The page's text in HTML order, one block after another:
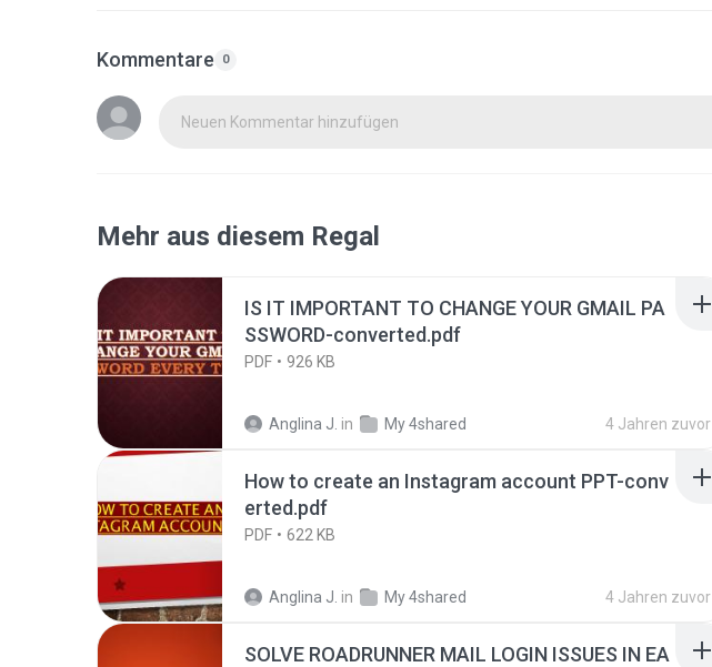
Kommentare 0
Neuen Kommentar hinzufügen
Mehr aus diesem Regal
IS IT IMPORTANT TO CHANGE YOUR GMAIL PA
SSWORD-converted.pdf
PDF 926 KB
Anglina J. in My 4shared 4 Jahren zuvor
How to create an Instagram account PPT-conv
erted.pdf
PDF 622 KB
Anglina J. in My 4shared 4 Jahren zuvor
SOLVE ROADRUNNER MAIL LOGIN ISSUES IN EA